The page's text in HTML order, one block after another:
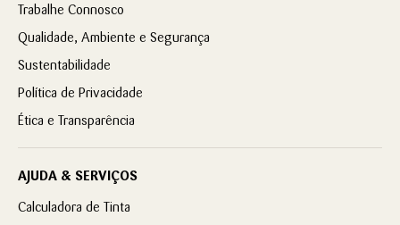
Trabalhe Connosco
Qualidade, Ambiente e Segurança
Sustentabilidade
Política de Privacidade
Ética e Transparência
AJUDA & SERVIÇOS
Calculadora de Tinta